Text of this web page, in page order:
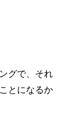
グで、それ
とになるか